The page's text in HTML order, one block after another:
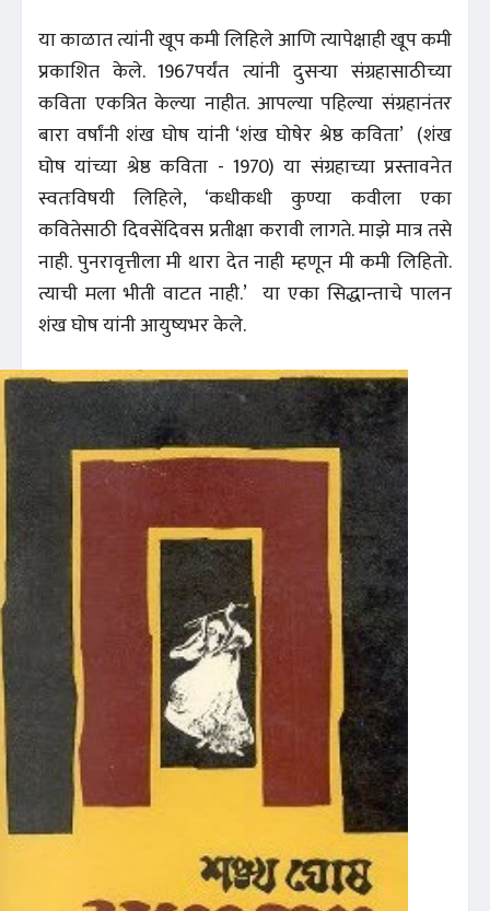
या काळात त्यांनी खूप कमी लिहिले आणि त्यापेक्षाही खूप कमी
प्रकाशित केले. 1967पर्यंत त्यांनी दुसऱ्या संग्रहासाठीच्या
कविता एकत्रित केल्या नाहीत. आपल्या पहिल्या संग्रहानंतर
बारा वर्षांनी शंख घोष यांनी ‘शंख घोषेर श्रेष्ठ कविता’ (शंख
घोष यांच्या श्रेष्ठ कविता - 1970) या संग्रहाच्या प्रस्तावनेत
स्वतःविषयी लिहिले, ‘कधीकधी कुण्या कवीला एका
कवितेसाठी दिवसेंदिवस प्रतीक्षा करावी लागते. माझे मात्र तसे
नाही. पुनरावृत्तीला मी थारा देत नाही म्हणून मी कमी लिहितो.
त्याची मला भीती वाटत नाही.’ या एका सिद्धान्ताचे पालन
शंख घोष यांनी आयुष्यभर केले.